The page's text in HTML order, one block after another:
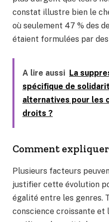
constat illustre bien le
où seulement 47 % des
étaient formulées par
A lire aussi La
spécifique de
alternatives pour les
droits ?
Comment
Plusieurs facteurs
justifier cette évolution
égalité entre les genres.
conscience croissante